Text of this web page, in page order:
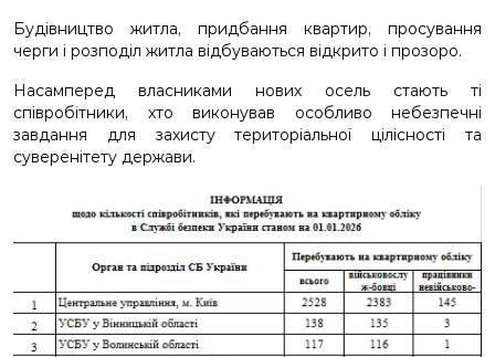
СТАТИСТИЧНІ ВІДОМОСТІ ПРО РОБОТУ ІЗ
ЗАПИТАМИ
Будівництво житла, придбання квартир, просування
черги і розподіл житла відбуваються відкрито і прозоро.
Насамперед власниками нових осель стають ті
співробітники, хто виконував особливо небезпечні
завдання для захисту територіальної цілісності та
суверенітету держави.